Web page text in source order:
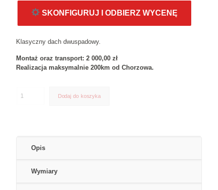
SKONFIGURUJ I ODBIERZ WYCENĘ
Klasyczny dach dwuspadowy.
Montaż oraz transport: 2 000,00 zł
Realizacja maksymalnie 200km od Chorzowa.
Dodaj do koszyka
Opis
Wymiary